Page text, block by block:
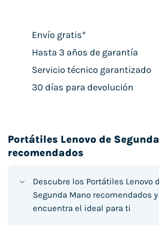
Envío gratis*
Hasta 3 años de garantía
Servicio técnico garantizado
30 días para devolución
Portátiles Lenovo de
recomendados
Descubre los Portátiles Lenovo
Segunda Mano recomendados y
encuentra el ideal para ti